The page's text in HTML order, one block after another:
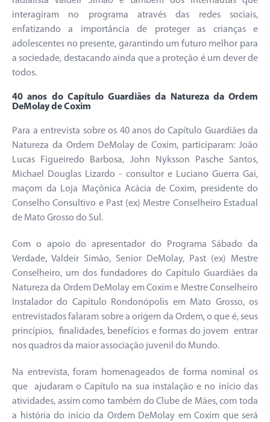
interagiram no programa através das redes sociais,
enfatizando a importância de proteger as crianças e
adolescentes no presente, garantindo um futuro melhor para
a sociedade, destacando ainda que a proteção é um dever de
todos.
40 anos do Capítulo Guardiães da Natureza da Ordem
DeMolay de Coxim
Para a entrevista sobre os 40 anos do Capítulo Guardiães da
Natureza da Ordem DeMolay de Coxim, participaram: João
Lucas Figueiredo Barbosa, John Nyksson Pasche Santos,
Michael Douglas Lizardo - consultor e Luciano Guerra Gai,
maçom da Loja Maçônica Acácia de Coxim, presidente do
Conselho Consultivo e Past (ex) Mestre Conselheiro Estadual
de Mato Grosso do Sul.
Com o apoio do apresentador do Programa Sábado da
Verdade, Valdeir Simão, Senior DeMolay, Past (ex) Mestre
Conselheiro, um dos fundadores do Capítulo Guardiães da
Natureza da Ordem DeMolay em Coxim e Mestre Conselheiro
Instalador do Capítulo Rondonópolis em Mato Grosso, os
entrevistados falaram sobre a origem da Ordem, o que é, seus
princípios, finalidades, benefícios e formas do jovem entrar
nos quadros da maior associação juvenil do Mundo.
Na entrevista, foram homenageados de forma nominal os
que ajudaram o Capítulo na sua instalação e no início das
atividades, assim como também do Clube de Mães, com toda
a história do início da Ordem DeMolay em Coxim que será